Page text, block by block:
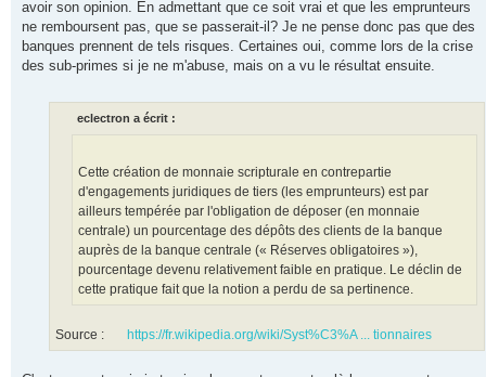
avoir son opinion. En admettant que ce soit vrai et que les emprunteurs
ne remboursent pas, que se passerait-il? Je ne pense donc pas que des
banques prennent de tels risques. Certaines oui, comme lors de la crise
des sub-primes si je ne m'abuse, mais on a vu le résultat ensuite.
eclectron a écrit :
Cette création de monnaie scripturale en contrepartie
d'engagements juridiques de tiers (les emprunteurs) est par
ailleurs tempérée par l'obligation de déposer (en monnaie
centrale) un pourcentage des dépôts des clients de la banque
auprès de la banque centrale (« Réserves obligatoires »),
pourcentage devenu relativement faible en pratique. Le déclin de
cette pratique fait que la notion a perdu de sa pertinence.
Source : https://fr.wikipedia.org/wiki/Syst%C3%A ... tionnaires